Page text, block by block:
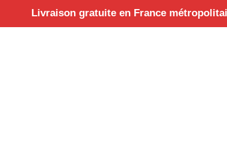
Livraison gratuite en France